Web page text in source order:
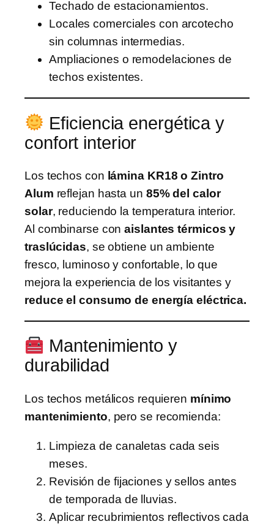
Techado de estacionamientos.
Locales comerciales con arcotecho
sin columnas intermedias.
Ampliaciones o remodelaciones de
techos existentes.
Eficiencia energética y
confort interior
Los techos con lámina KR18 o Zintro
Alum reflejan hasta un 85% del calor
solar, reduciendo la temperatura interior.
Al combinarse conaislantes térmicos y
traslúcidas, se obtiene un ambiente
fresco, luminoso y confortable, lo que
mejora la experiencia de los visitantes y
reduce el consumo de energía eléctrica.
Mantenimiento y
durabilidad
Los techos metálicos requieren mínimo
mantenimiento, pero se recomienda:
Limpieza de canaletas cada seis
meses.
Revisión de fijaciones y sellos antes
de temporada de lluvias.
Aplicar recubrimientos reflectivos cada